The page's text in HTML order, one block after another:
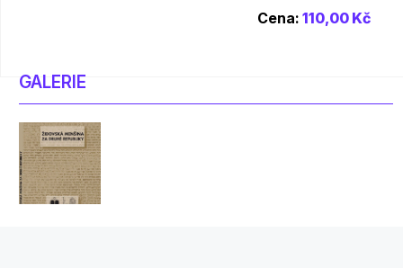
Cena: 110,00 Kč
GALERIE